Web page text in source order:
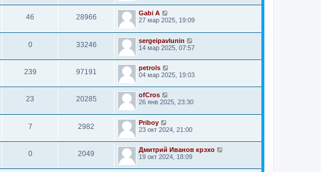
46 28966
Gabi A
27 мар 2025, 19:09
0 33246
sergeipavlunin
14 мар 2025, 07:57
239 97191
petrols
04 мар 2025, 19:03
23 20285
ofCros
26 янв 2025, 23:30
7 2982
Priboy
23 окт 2024, 21:00
0 2049
Дмитрий Иванов крэхо
19 окт 2024, 18:09